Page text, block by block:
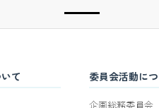
て 委員会活動に
企画総務委員会